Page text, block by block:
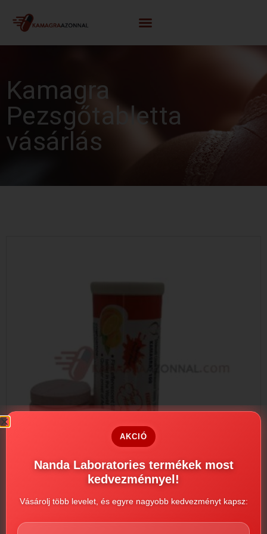
Kamagra
Pezsgőtabletta
vásárlás
AKCIÓ
Nanda Laboratories termékek most
kedvezménnyel!
Vásárolj több levelet, és egyre nagyobb kedvezményt kapsz: